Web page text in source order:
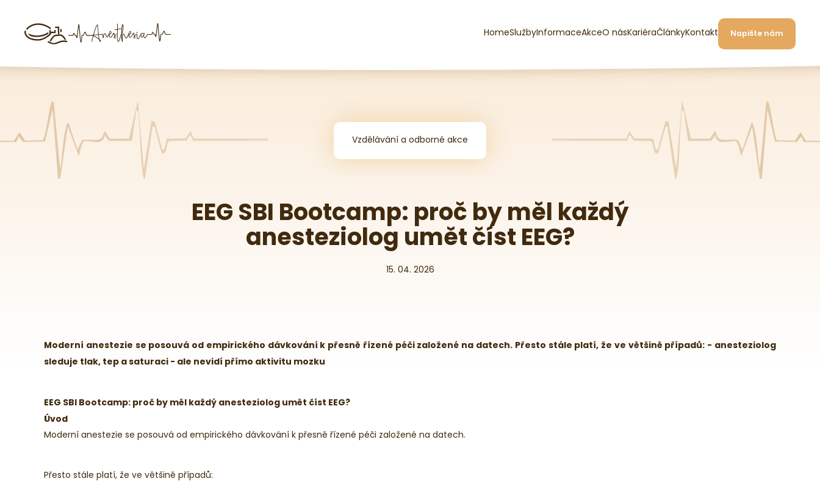
HomeSlužbyInformaceAkceO násKariéraČlánkyKontakt Napište nám
Vzdělávání a odborné akce
EEG SBI Bootcamp: proč by měl každý
anesteziolog umět číst EEG?
15. 04. 2026
Moderní anestezie se posouvá od empirického dávkování k přesně řízené péči založené na datech. Přesto stále platí, že ve většině případů: - anesteziolog
sleduje tlak, tep a saturaci - ale nevidí přímo aktivitu mozku
EEG SBI Bootcamp: proč by měl každý anesteziolog umět číst EEG?
Úvod
Moderní anestezie se posouvá od empirického dávkování k přesně řízené péči založené na datech.
Přesto stále platí, že ve většině případů: